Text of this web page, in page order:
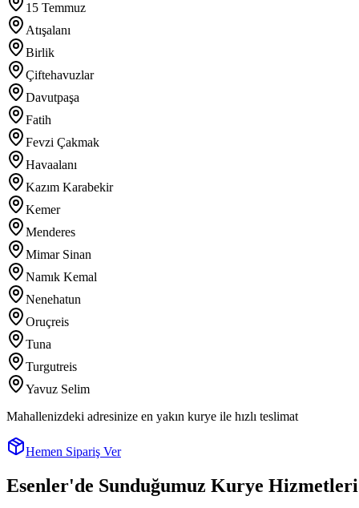
15 Temmuz
Atışalanı
Birlik
Çiftehavuzlar
Davutpaşa
Fatih
Fevzi Çakmak
Havaalanı
Kazım Karabekir
Kemer
Menderes
Mimar Sinan
Namık Kemal
Nenehatun
Oruçreis
Tuna
Turgutreis
Yavuz Selim
Mahallenizdeki adresinize en yakın kurye ile hızlı teslimat
Hemen Sipariş Ver
Esenler'de Sunduğumuz Kurye Hizmetleri